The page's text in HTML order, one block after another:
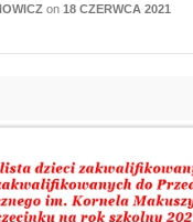
on 18 CZERWCA 2021